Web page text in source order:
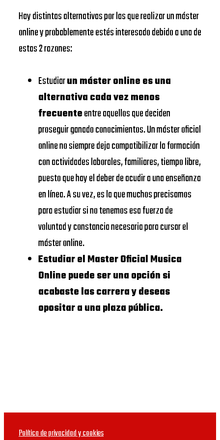
Universitat
https://www.ub.edu/
EAE
Business
School
https://www.eae.es/
URJC
Universidad
Rey Juan
Carlos
https://www.urjc.es/
VIU
Universidad
Internacional
de Valencia
https://
UDIMA https://www.udima.es/
Centros dónde
Master Oficial
BUSINESS
SCHOOL
BUSINESS
SCHOOL
UNIVERSIDAD
DE
NAVARRA –
SCHOOL
OF
ECONOMICS
AND
UNIVERSIDAD
CALORS III
BUSINESS
SCHOOL
Hay distintas alternativas por las que realizar un máster
online y probablemente estés interesado debido a una de
estas 2 razones:
Estudiarun máster online es una
alternativa cada vez menos
frecuenteentre aquellos que deciden
proseguir ganado conocimientos. Un máster oficial
online no siempre deja compatibilizar la formación
con actividades laborales, familiares, tiempo libre,
puesto que hay el deber de acudir a una enseñanza
en línea. A su vez, es la que muchos precisamos
para estudiar si no tenemos esa fuerza de
voluntad y constancia necesaria para cursar el
máster online.
Estudiar el Master Oficial Musica
Online puede ser una opción si
acabaste las carrera y deseas
opositar a una plaza pública.
Política de privacidad y cookies